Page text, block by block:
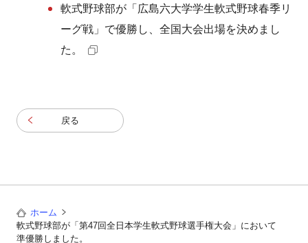
軟式野球部が「広島六大学学生軟式野球春季リ
ーグ戦」で優勝し、全国大会出場を決めまし
た。
戻る
ホーム
軟式野球部が「第47回全日本学生軟式野球選手権大会」において
準優勝しました。